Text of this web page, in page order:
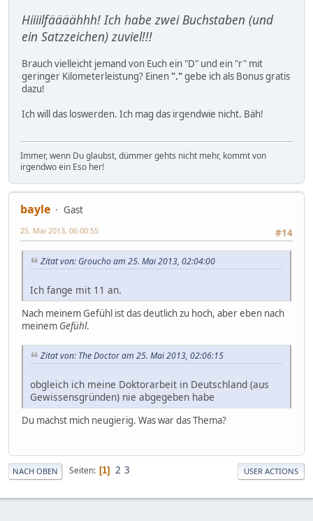
Hiiiilfäääähhh! Ich habe zwei Buchstaben (und
ein Satzzeichen) zuviel!!!
Brauch vielleicht jemand von Euch ein "D" und ein "r" mit
geringer Kilometerleistung? Einen "."gebe ich als Bonus gratis
dazu!
Ich will das loswerden. Ich mag das irgendwie nicht. Bäh!
Immer, wenn Du glaubst, dümmer gehts nicht mehr, kommt von
irgendwo ein Eso her!
bayle
Gast
#14
25. Mai 2013, 06:00:55
Zitat von: Groucho am 25. Mai 2013, 02:04:00
Ich fange mit 11 an.
Nach meinem Gefühl ist das deutlich zu hoch, aber eben nach
meinem Gefühl.
Zitat von: The Doctor am 25. Mai 2013, 02:06:15
obgleich ich meine Doktorarbeit in Deutschland (aus
Gewissensgründen) nie abgegeben habe
Du machst mich neugierig. Was war das Thema?
NACH OBEN Seiten 1 2 3 USER ACTIONS